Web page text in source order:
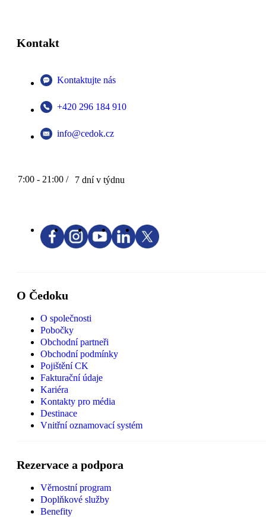
Kontakt
Kontaktujte nás
+420 296 184 910
info@cedok.cz
7:00 - 21:00 / 7 dní v týdnu
O Čedoku
O společnosti
Pobočky
Obchodní partneři
Obchodní podmínky
Pojištění CK
Fakturační údaje
Kariéra
Kontakty pro média
Destinace
Vnitřní oznamovací systém
Rezervace a podpora
Věrnostní program
Doplňkové služby
Benefity